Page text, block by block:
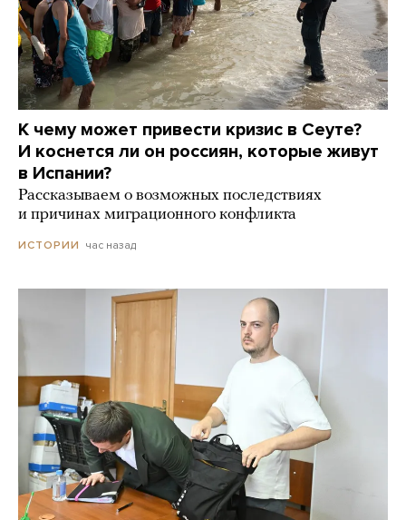
К чему может привести кризис в Сеуте?
И коснется ли он россиян, которые живут
в Испании?
Рассказываем о возможных последствиях
и причинах миграционного конфликта
ИСТОРИИ час назад